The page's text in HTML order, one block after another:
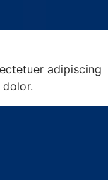
adipiscing